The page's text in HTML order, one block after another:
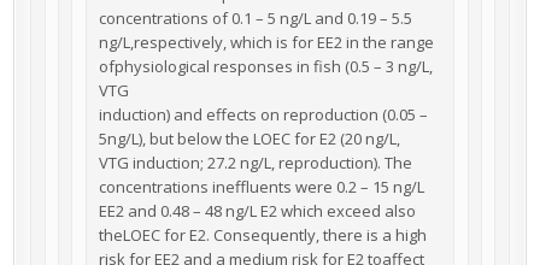
concentrations of 0.1 – 5 ng/L and 0.19 – 5.5
ng/L,respectively, which is for EE2 in the range
ofphysiological responses in fish (0.5 – 3 ng/L,
VTG
induction) and effects on reproduction (0.05 –
5ng/L), but below the LOEC for E2 (20 ng/L,
VTG induction; 27.2 ng/L, reproduction). The
concentrations ineffluents were 0.2 – 15 ng/L
EE2 and 0.48 – 48 ng/L E2 which exceed also
theLOEC for E2. Consequently, there is a high
risk for EE2 and a medium risk for E2 toaffect